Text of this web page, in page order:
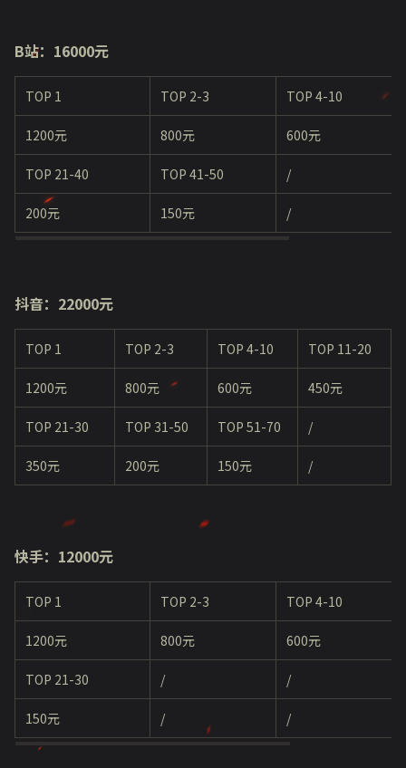
B站：16000元
TOP 1 TOP 2-3 TOP 4-10
1200元 800元 600元
TOP 21-40 TOP 41-50 /
200元 150元 /
抖音：22000元
TOP 1 TOP 2-3 TOP 4-10 TOP 11-20
1200元 800元 600元 450元
TOP 21-30 TOP 31-50 TOP 51-70 /
350元 200元 150元 /
快手：12000元
TOP 1 TOP 2-3 TOP 4-10
1200元 800元 600元
TOP 21-30 / /
150元 / /